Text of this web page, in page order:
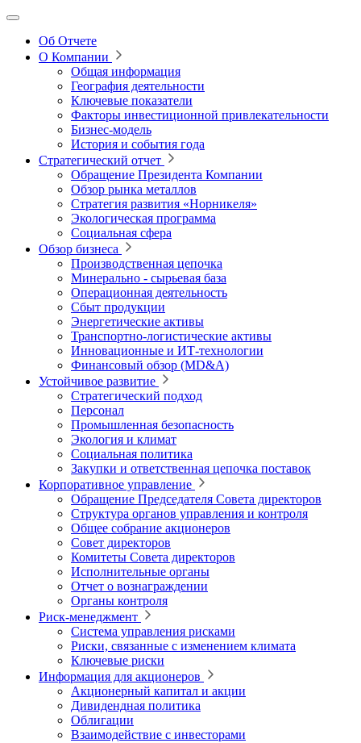
Об Отчете
О Компании
Общая информация
География деятельности
Ключевые показатели
Факторы инвестиционной привлекательности
Бизнес-модель
История и события года
Стратегический отчет
Обращение Президента Компании
Обзор рынка металлов
Стратегия развития «Норникеля»
Экологическая программа
Социальная сфера
Обзор бизнеса
Производственная цепочка
Минерально ‑ сырьевая база
Операционная деятельность
Сбыт продукции
Энергетические активы
Транспортно-логистические активы
Инновационные и ИТ‑технологии
Финансовый обзор (MD&A)
Устойчивое развитие
Стратегический подход
Персонал
Промышленная безопасность
Экология и климат
Социальная политика
Закупки и ответственная цепочка поставок
Корпоративное управление
Обращение Председателя Совета директоров
Структура органов управления и контроля
Общее собрание акционеров
Совет директоров
Комитеты Совета директоров
Исполнительные органы
Отчет о вознаграждении
Органы контроля
Риск-менеджмент
Система управления рисками
Риски, связанные с изменением климата
Ключевые риски
Информация для акционеров
Акционерный капитал и акции
Дивидендная политика
Облигации
Взаимодействие с инвесторами